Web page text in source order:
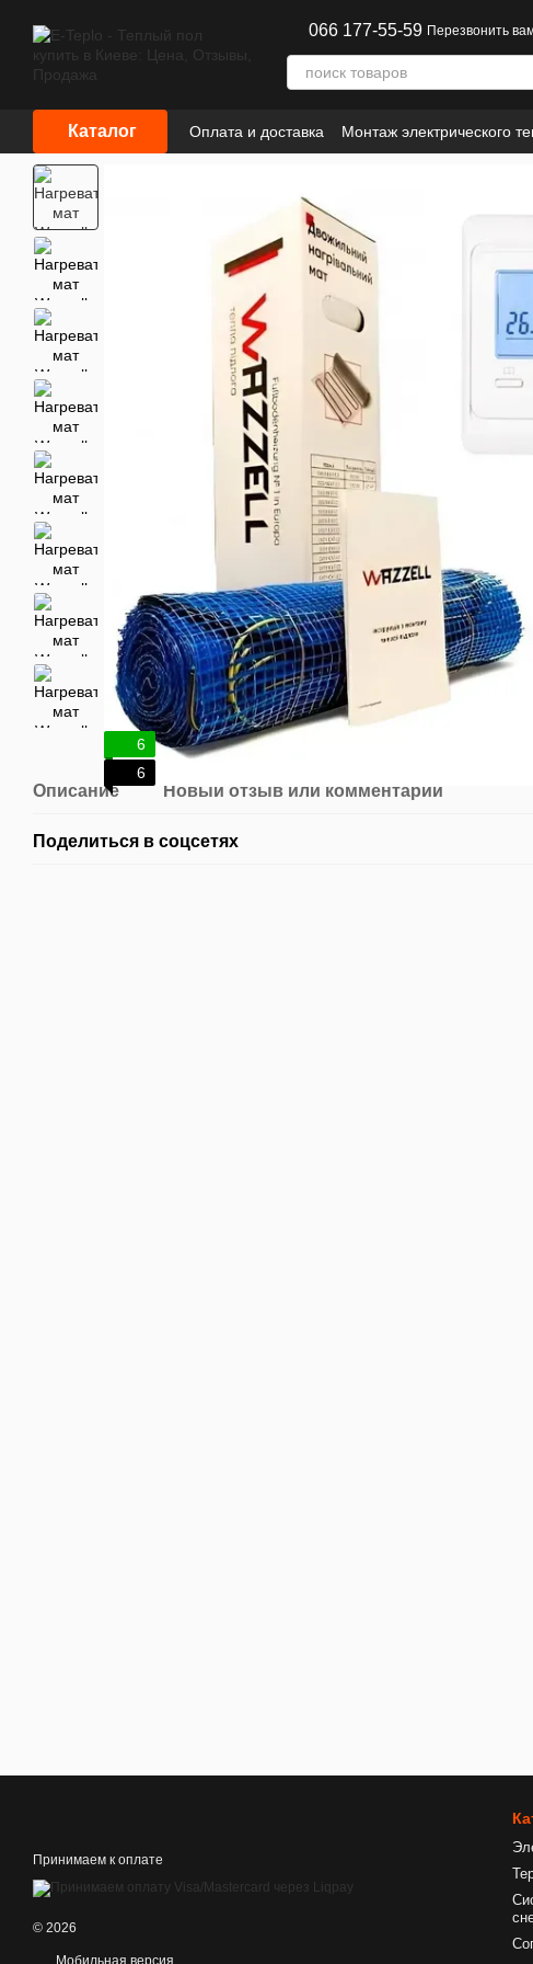
066 177-55-59 Перезвонить
Каталог Оплата и доставка Монтаж электрического
Сотрудничество
Информация
6
6
Описание Новый отзыв или комментарий
Поделиться в соцсетях
Принимаем к оплате
© 2026
Мобильная версия